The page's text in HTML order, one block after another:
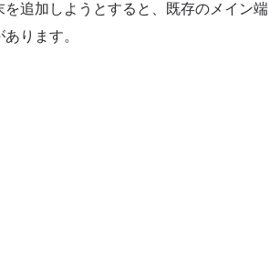
追加しようとすると、既存のメイン端
ります。